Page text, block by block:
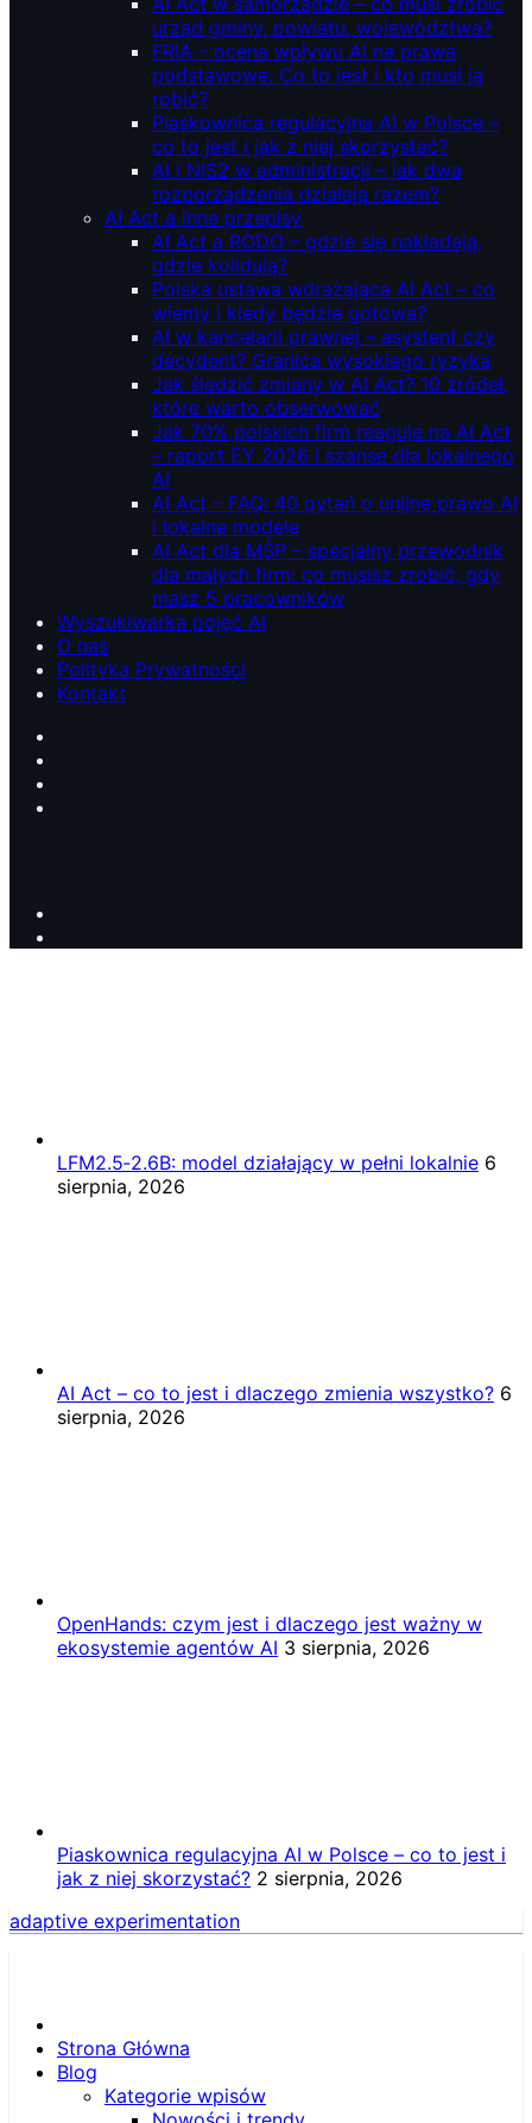
urząd gminy, powiatu, województwa?
FRIA – ocena wpływu AI na prawa
podstawowe. Co to jest i kto musi ją
robić?
Piaskownica regulacyjna AI w Polsce –
co to jest i jak z niej skorzystać?
AI i NIS2 w administracji – jak dwa
rozporządzenia działają razem?
AI Act a inne przepisy
AI Act a RODO – gdzie się nakładają,
gdzie kolidują?
Polska ustawa wdrażająca AI Act – co
wiemy i kiedy będzie gotowa?
AI w kancelarii prawnej – asystent czy
decydent? Granica wysokiego ryzyka
Jak śledzić zmiany w AI Act? 10 źródeł,
które warto obserwować
Jak 70% polskich firm reaguje na AI Act
– raport EY 2026 i szanse dla lokalnego
AI
AI Act – FAQ: 40 pytań o unijne prawo AI
i lokalne modele
AI Act dla MŚP – specjalny przewodnik
dla małych firm: co musisz zrobić, gdy
masz 5 pracowników
Wyszukiwarka pojęć AI
O nas
Polityka Prywatności
Kontakt
LFM2.5‑2.6B: model działający w pełni lokalnie 6
sierpnia, 2026
AI Act – co to jest i dlaczego zmienia wszystko? 6
sierpnia, 2026
OpenHands: czym jest i dlaczego jest ważny w
ekosystemie agentów AI 3 sierpnia, 2026
Piaskownica regulacyjna AI w Polsce – co to jest i
jak z niej skorzystać? 2 sierpnia, 2026
adaptive experimentation
Strona Główna
Blog
Kategorie wpisów